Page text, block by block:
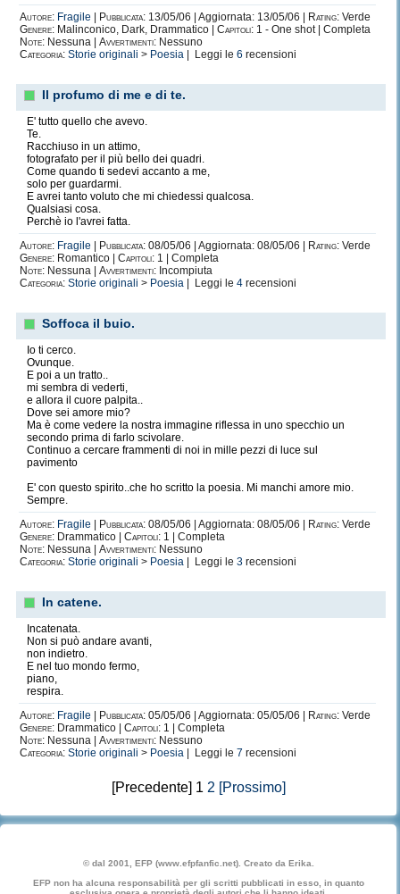
Autore: Fragile Pubblicata: 13/05/06 | Aggiornata: 13/05/06 | Rating: Verde
Genere: Malinconico, Dark, Drammatico | Capitoli: 1 - One shot | Completa
Note: Nessuna | Avvertimenti: Nessuno
Categoria: Storie originali > Poesia | Leggi le 6 recensioni
Il profumo di me e di te.
E' tutto quello che avevo.
Te.
Racchiuso in un attimo,
fotografato per il più bello dei quadri.
Come quando ti sedevi accanto a me,
solo per guardarmi.
E avrei tanto voluto che mi chiedessi qualcosa.
Qualsiasi cosa.
Perchè io l'avrei fatta.
Autore: Fragile Pubblicata: 08/05/06 | Aggiornata: 08/05/06 | Rating: Verde
Genere: Romantico | Capitoli: 1 | Completa
Note: Nessuna | Avvertimenti: Incompiuta
Categoria: Storie originali > Poesia | Leggi le 4 recensioni
Soffoca il buio.
Io ti cerco.
Ovunque.
E poi a un tratto..
mi sembra di vederti,
e allora il cuore palpita..
Dove sei amore mio?
Ma è come vedere la nostra immagine riflessa in uno specchio un
secondo prima di farlo scivolare.
Continuo a cercare frammenti di noi in mille pezzi di luce sul
pavimento
E' con questo spirito..che ho scritto la poesia. Mi manchi amore mio.
Sempre.
Autore: Fragile Pubblicata: 08/05/06 | Aggiornata: 08/05/06 | Rating: Verde
Genere: Drammatico | Capitoli: 1 | Completa
Note: Nessuna | Avvertimenti: Nessuno
Categoria: Storie originali > Poesia | Leggi le 3 recensioni
In catene.
Incatenata.
Non si può andare avanti,
non indietro.
E nel tuo mondo fermo,
piano,
respira.
Autore: Fragile Pubblicata: 05/05/06 | Aggiornata: 05/05/06 | Rating: Verde
Genere: Drammatico | Capitoli: 1 | Completa
Note: Nessuna | Avvertimenti: Nessuno
Categoria: Storie originali > Poesia | Leggi le 7 recensioni
[Precedente] 1 2 [Prossimo]
© dal 2001, EFP (www.efpfanfic.net). Creato da Erika.
EFP non ha alcuna responsabilità per gli scritti pubblicati in esso, in quanto